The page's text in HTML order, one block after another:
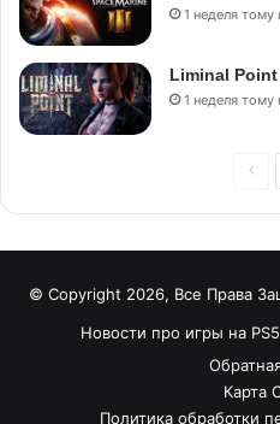
1 неделя тому
Liminal Point
1 неделя тому
© Copyright 2026, Все Права
Новости про игры на
Карта
Политика обработки